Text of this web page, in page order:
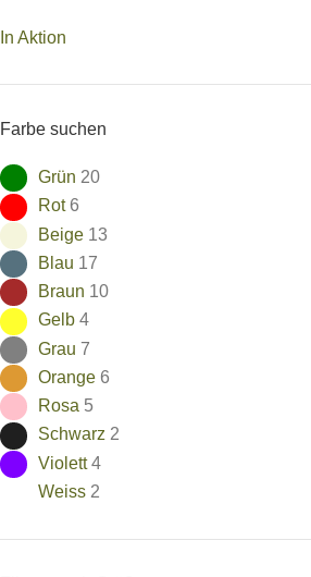
In Aktion
Farbe suchen
Grün 20
Rot 6
Beige 13
Blau 17
Braun 10
Gelb 4
Grau 7
Orange 6
Rosa 5
Schwarz 2
Violett 4
Weiss 2